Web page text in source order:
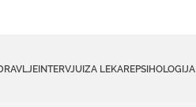
INTERVJUIZA LEKAREPSIHOLOGIJA